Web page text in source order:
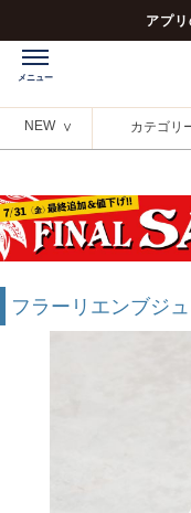
アプ
NEW カテゴリ
フラーリエンブジ